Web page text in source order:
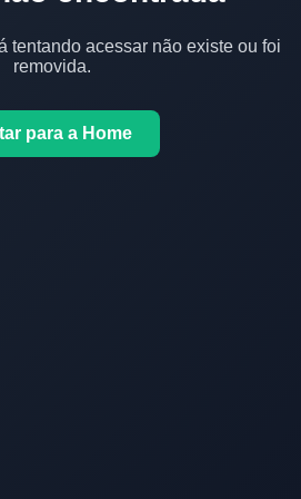
tentando acessar não existe ou foi
removida.
para a Home